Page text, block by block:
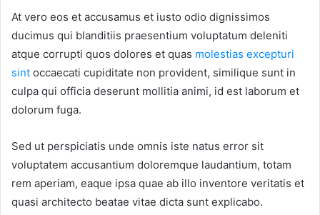
At vero eos et accusamus et iusto odio dignissimos
ducimus qui blanditiis praesentium voluptatum deleniti
atque corrupti quos dolores et quas molestias excepturi
sint occaecati cupiditate non provident, similique sunt in
culpa qui officia deserunt mollitia animi, id est laborum et
dolorum fuga.
Sed ut perspiciatis unde omnis iste natus error sit
voluptatem accusantium doloremque laudantium, totam
rem aperiam, eaque ipsa quae ab illo inventore veritatis et
quasi architecto beatae vitae dicta sunt explicabo.